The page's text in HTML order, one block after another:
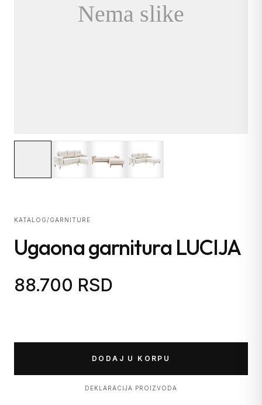
KATALOG/GARNITURE
Ugaona garnitura LUCIJA
88.700 RSD
DODAJ U KORPU
DEKLARACIJA PROIZVODA